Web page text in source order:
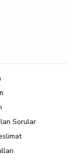
Sorular